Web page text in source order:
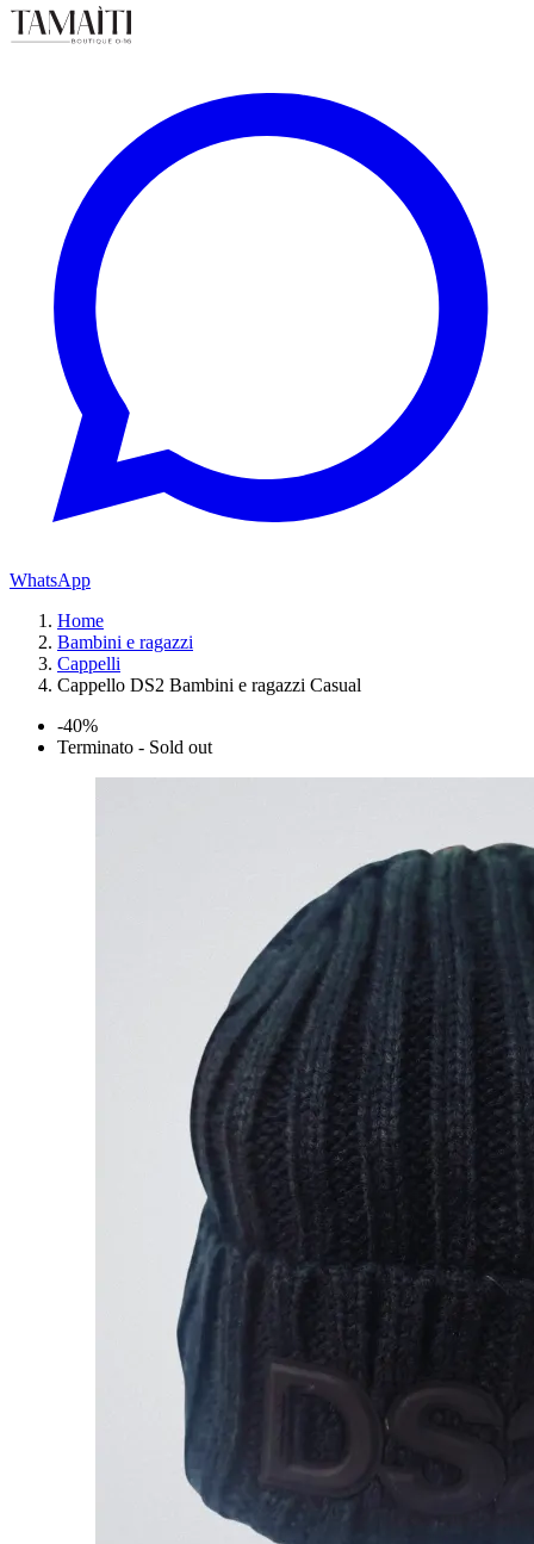
WhatsApp
Home
Bambini e ragazzi
Cappelli
Cappello DS2 Bambini e ragazzi Casual
-40%
Terminato - Sold out